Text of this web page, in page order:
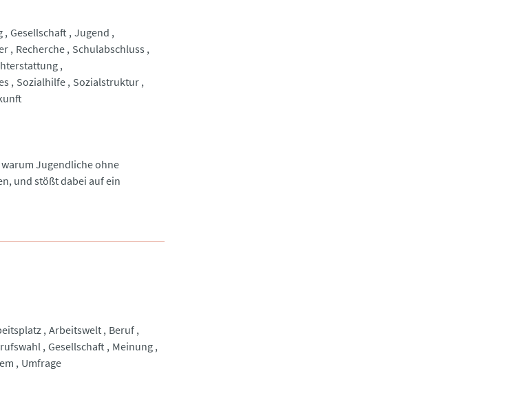
Gesellschaft Jugend
Recherche
Schulabschluss
Sozialhilfe
Sozialstruktur
Jugendliche ohne
und stößt dabei auf ein
Arbeitswelt
Beruf
Gesellschaft
Meinung
Umfrage